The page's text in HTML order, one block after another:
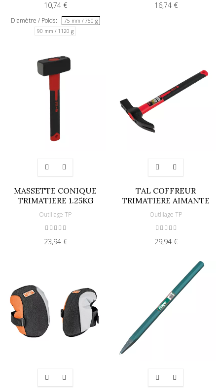
10,74 €
Diamètre / Poids
75 mm / 750 g
90 mm / 1120 g
16,74 €
MASSETTE CONIQUE
TRIMATIERE 1.25KG
Outillage TP
23,94 €
TAL COFFREUR
TRIMATIERE AIMANTE
Outillage TP
29,94 €